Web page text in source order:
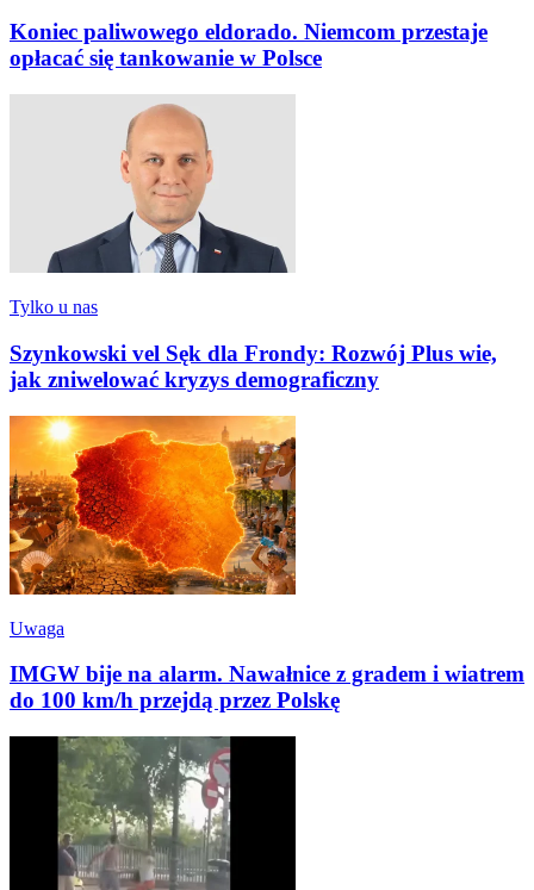
Koniec paliwowego eldorado. Niemcom przestaje
opłacać się tankowanie w Polsce
Tylko u nas
Szynkowski vel Sęk dla Frondy: Rozwój Plus wie,
jak zniwelować kryzys demograficzny
Uwaga
IMGW bije na alarm. Nawałnice z gradem i wiatrem
do 100 km/h przejdą przez Polskę